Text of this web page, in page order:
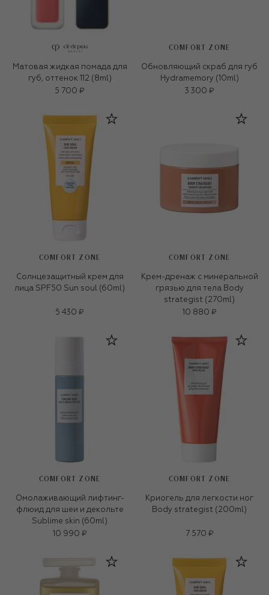
Матовая жидкая помада для
губ, оттенок 112 (8ml)
5 700 ₽
COMFORT ZONE
Обновляющий скраб для губ
Hydramemory (10ml)
3 300 ₽
COMFORT ZONE
Солнцезащитный крем для
лица SPF50 Sun soul (60ml)
5 430 ₽
COMFORT ZONE
Крем-дренаж с минеральной
грязью для тела Body
strategist (270ml)
10 880 ₽
COMFORT ZONE
Омолаживающий лифтинг-
флюид для шеи и декольте
Sublime skin (60ml)
10 990 ₽
COMFORT ZONE
Криогель для легкости ног
Body strategist (200ml)
7 570 ₽